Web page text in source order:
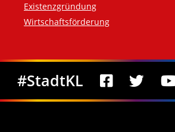
Existenzgründung
Wirtschaftsförderung
Social Media
#StadtKL